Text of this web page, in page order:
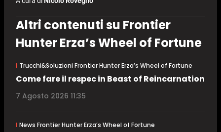
Altri contenuti su Frontier
Hunter Erza’s Wheel of Fortune
Trucchi&Soluzioni Frontier Hunter Erza’s Wheel of Fortune
Come fare il respec in Beast of Reincarnation
7 Agosto 2026 11:35
News Frontier Hunter Erza’s Wheel of Fortune